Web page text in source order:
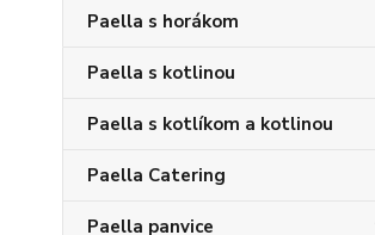
Paella s horákom
Paella s kotlinou
Paella s kotlíkom a kotlinou
Paella Catering
Paella panvice